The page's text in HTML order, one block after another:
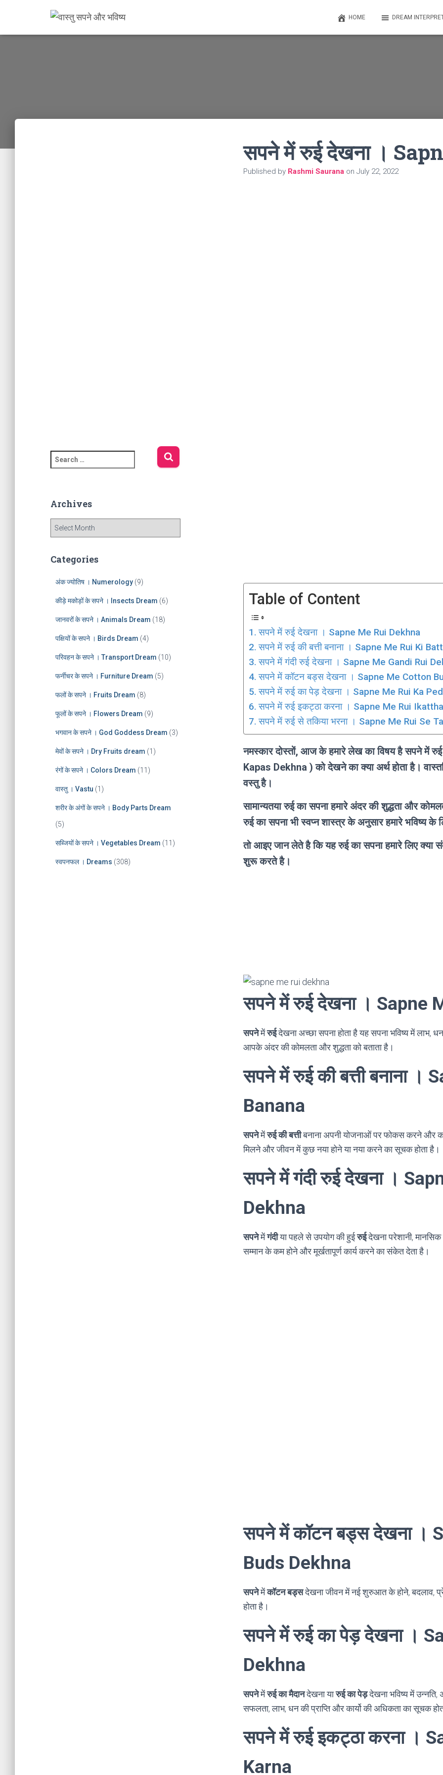
HOME DREAM
e
c
f
Archives
h
Categories
अंक ज्योतिष । Numerology (9)
कीड़े मकोड़ों के सपने । Insects Dream (6)
जानवरों के सपने । Animals Dream (18)
पक्षियों के सपने । Birds Dream (4)
परिवहन के सपने । Transport Dream (10)
फर्नीचर के सपने । Furniture Dream (5)
फलों के सपने । Fruits Dream (8)
फूलों के सपने । Flowers Dream (9)
भगवान के सपने । God Goddess Dream (3)
मेवों के सपने । Dry Fruits dream (1)
रंगों के सपने । Colors Dream (11)
वास्तु । Vastu (1)
शरीर के अंगों के सपने । Body Parts Dream
(5)
सब्जियों के सपने । Vegetables Dream (11)
स्वपनफल । Dreams (308)
सपने में रुई देखना ।
Published by Rashmi Saurana on July 22, 2022
Table of Content
सपने में रुई देखना । Sapne Me Rui Dekhna
सपने में रुई की बत्ती बनाना । Sapne Me Rui Ki
सपने में गंदी रुई देखना । Sapne Me Gandi Rui
सपने में कॉटन बड्स देखना । Sapne Me Cotton
सपने में रुई का पेड़ देखना । Sapne Me Rui Ka
सपने में रुई इकट्ठा करना । Sapne Me Rui
सपने में रुई से तकिया भरना । Sapne Me Rui Se
नमस्कार दोस्तों, आज के हमारे लेख का विषय है सपने में
Kapas Dekhna ) को देखने का क्या अर्थ होता है।
वस्तु है।
सामान्यतया रुई का सपना हमारे अंदर की शुद्धता और
रुई का सपना भी स्वप्न शास्त्र के अनुसार हमारे भविष्य
तो आइए जान लेते है कि यह रुई का सपना हमारे लिए
शुरू करते है।
सपने में रुई देखना । Sapne
सपनेमेंरुईदेखना अच्छा सपना होता है यह सपना भविष्य में लाभ,
आपके अंदर की कोमलता और शुद्धता को बताता है।
सपने में रुई की बत्ती बनाना
Banana
सपनेमेंरुई की बत्तीबनाना अपनी योजनाओं पर फोकस करने और
मिलने और जीवन में कुछ नया होने या नया करने का सूचक होता है।
सपने में गंदी रुई देखना ।
Dekhna
सपनेमेंगंदीया पहले से उपयोग की हुईरुईदेखना परेशानी, मानसिक
सम्मान के कम होने और मूर्खतापूर्ण कार्य करने का संकेत देता है।
सपने में कॉटन बड्स देखना ।
Buds Dekhna
सपनेमेंकॉटन बड्सदेखना जीवन में नई शुरुआत के होने, बदलाव,
होता है।
सपने में रुई का पेड़ देखना ।
Dekhna
सपनेमेंरुई का मैदानदेखना यारुई का पेड़देखना भविष्य में उन्नति,
सफलता, लाभ, धन की प्राप्ति और कार्यो की अधिकता का सूचक
सपने में रुई इकट्ठा करना ।
Karna